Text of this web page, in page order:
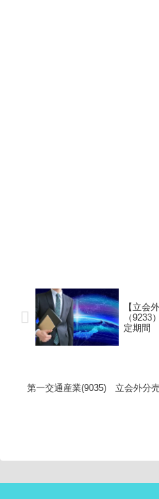
【立会
（
定期間
第一交通産業(9035) 立会外分